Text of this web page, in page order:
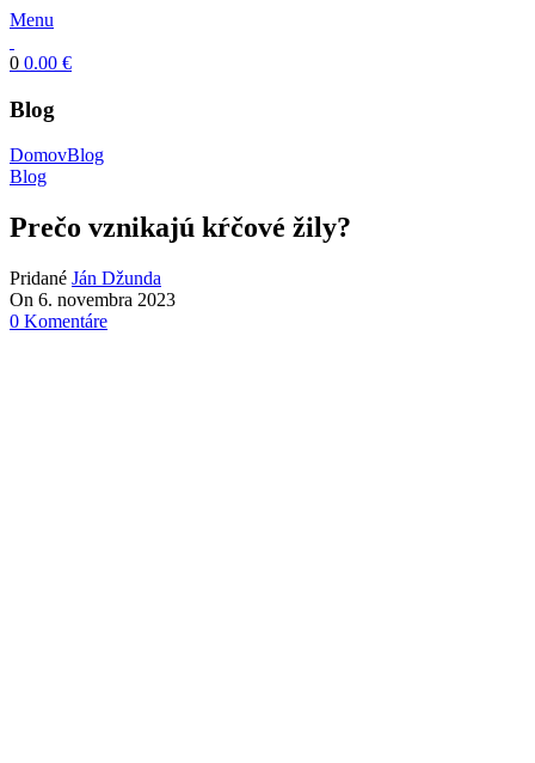
Menu
0 0.00 €
Blog
DomovBlog
Blog
Prečo vznikajú kŕčové žily?
Pridané Ján Džunda
On 6. novembra 2023
0 Komentáre